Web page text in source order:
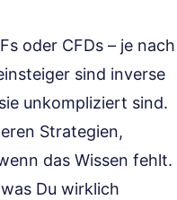
oder CFDs – je nach
sind inverse
unkompliziert sind.
Strategien,
das Wissen fehlt.
Du wirklich